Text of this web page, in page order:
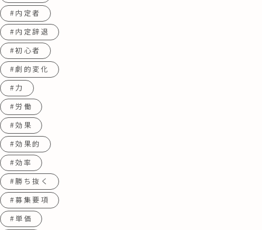
#内定者
#内定辞退
#初心者
#劇的変化
#力
#労働
#効果
#効果的
#効率
#勝ち抜く
#募集要項
#単価